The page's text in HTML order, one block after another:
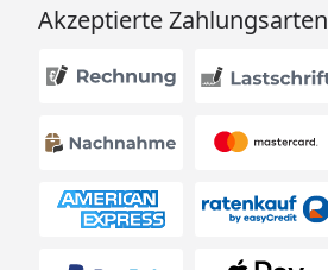
Akzeptierte Zahlungsarten